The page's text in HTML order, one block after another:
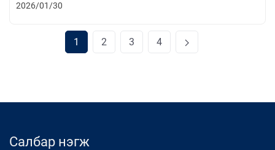
2026/01/30
1 2 3 4
Салбар нэгж